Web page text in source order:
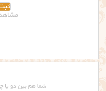
شما هم بین دو یا